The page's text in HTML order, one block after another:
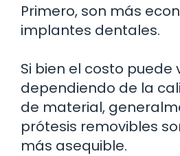
Primero, son más
implantes dentales.
Si bien el costo puede
dependiendo de la
de material,
prótesis removibles
más asequible.